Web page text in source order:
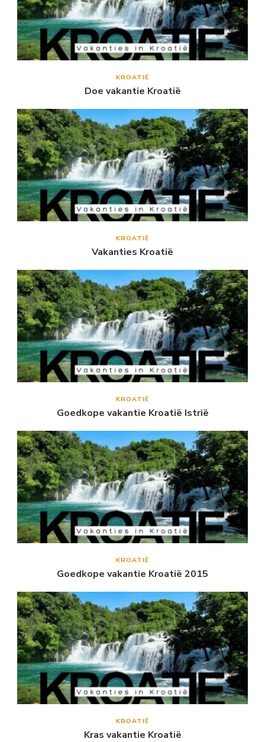
KROATIË
Doe vakantie Kroatië
KROATIË
Vakanties Kroatië
KROATIË
Goedkope vakantie Kroatië Istrië
KROATIË
Goedkope vakantie Kroatië 2015
KROATIË
Kras vakantie Kroatië